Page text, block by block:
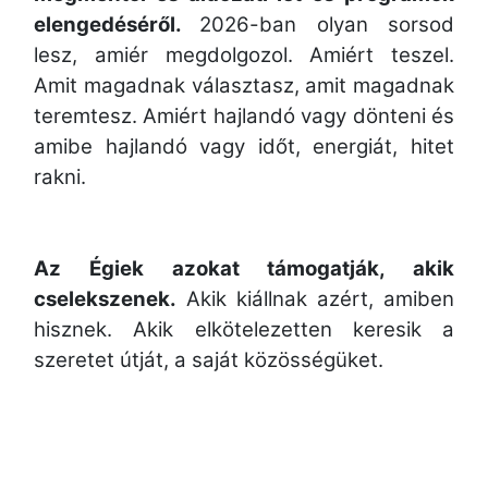
elengedéséről. 2026-ban olyan sorsod
lesz, amiér megdolgozol. Amiért teszel.
Amit magadnak választasz, amit magadnak
teremtesz. Amiért hajlandó vagy dönteni és
amibe hajlandó vagy időt, energiát, hitet
rakni.
Az Égiek azokat támogatják, akik
cselekszenek. Akik kiállnak azért, amiben
hisznek. Akik elkötelezetten keresik a
szeretet útját, a saját közösségüket.